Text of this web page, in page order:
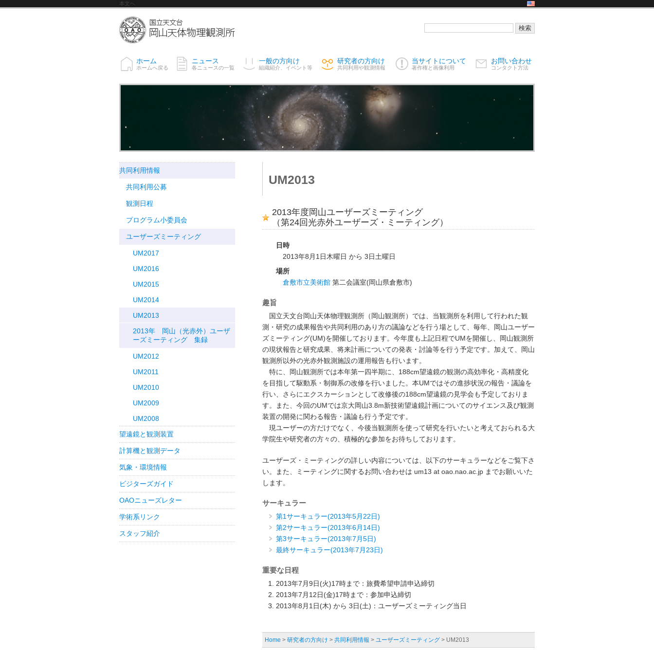
本文へ
ホーム
ホームへ戻る
ニュース
各ニュースの一覧
一般の方向け
組織紹介、イベント等
研究者の方向け
共同利用や観測情報
当サイトについて
著作権と画像利用
お問い合わせ
コンタクト方法
UM2013
2013年度岡山ユーザーズミーティング
（第24回光赤外ユーザーズ・ミーティング）
日時
2013年8月1日木曜日 から 3日土曜日
場所
倉敷市立美術館 第二会議室(岡山県倉敷市)
趣旨
国立天文台岡山天体物理観測所（岡山観測所）では、当観測所を利用して行われた観
測・研究の成果報告や共同利用のあり方の議論などを行う場として、毎年、岡山ユーザー
ズミーティング(UM)を開催しております。今年度も上記日程でUMを開催し、岡山観測所
の現状報告と研究成果、将来計画についての発表・討論等を行う予定です。加えて、岡山
観測所以外の光赤外観測施設の運用報告も行います。
特に、岡山観測所では本年第一四半期に、188cm望遠鏡の観測の高効率化・高精度化
を目指して駆動系・制御系の改修を行いました。本UMではその進捗状況の報告・議論を
行い、さらにエクスカーションとして改修後の188cm望遠鏡の見学会も予定しておりま
す。また、今回のUMでは京大岡山3.8m新技術望遠鏡計画についてのサイエンス及び観測
装置の開発に関わる報告・議論も行う予定です。
現ユーザーの方だけでなく、今後当観測所を使って研究を行いたいと考えておられる大
学院生や研究者の方々の、積極的な参加をお待ちしております。
ユーザーズ・ミーティングの詳しい内容については、以下のサーキュラーなどをご覧下さ
い。また、ミーティングに関するお問い合わせは um13 at oao.nao.ac.jp までお願いいた
します。
サーキュラー
第1サーキュラー(2013年5月22日)
第2サーキュラー(2013年6月14日)
第3サーキュラー(2013年7月5日)
最終サーキュラー(2013年7月23日)
重要な日程
2013年7月9日(火)17時まで：旅費希望申請申込締切
2013年7月12日(金)17時まで：参加申込締切
2013年8月1日(木) から 3日(土)：ユーザーズミーティング当日
Home > 研究者の方向け > 共同利用情報 > ユーザーズミーティング > UM2013
共同利用情報
共同利用公募
観測日程
プログラム小委員会
ユーザーズミーティング
UM2017
UM2016
UM2015
UM2014
UM2013
2013年 岡山（光赤外）ユーザ
ーズミーティング 集録
UM2012
UM2011
UM2010
UM2009
UM2008
望遠鏡と観測装置
計算機と観測データ
気象・環境情報
ビジターズガイド
OAOニューズレター
学術系リンク
スタッフ紹介